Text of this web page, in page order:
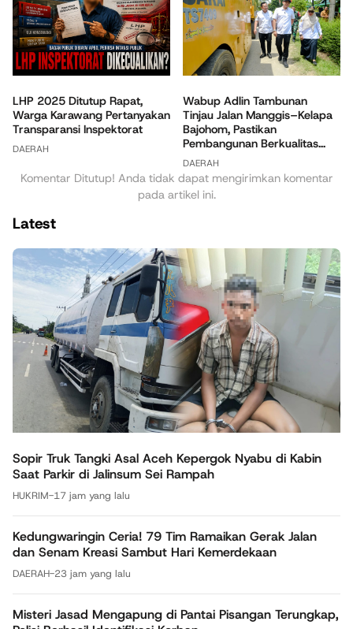
LHP 2025 Ditutup Rapat,
Warga Karawang Pertanyakan
Transparansi Inspektorat
DAERAH
Wabup Adlin Tambunan
Tinjau Jalan Manggis–Kelapa
Bajohom, Pastikan
Pembangunan Berkualitas...
DAERAH
Komentar Ditutup! Anda tidak dapat mengirimkan komentar
pada artikel ini.
Latest
Sopir Truk Tangki Asal Aceh Kepergok Nyabu di Kabin
Saat Parkir di Jalinsum Sei Rampah
HUKRIM-17 jam yang lalu
Kedungwaringin Ceria! 79 Tim Ramaikan Gerak Jalan
dan Senam Kreasi Sambut Hari Kemerdekaan
DAERAH-23 jam yang lalu
Misteri Jasad Mengapung di Pantai Pisangan Terungkap,